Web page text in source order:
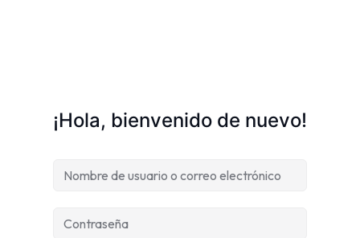
¡Hola, bienvenido de nuevo!